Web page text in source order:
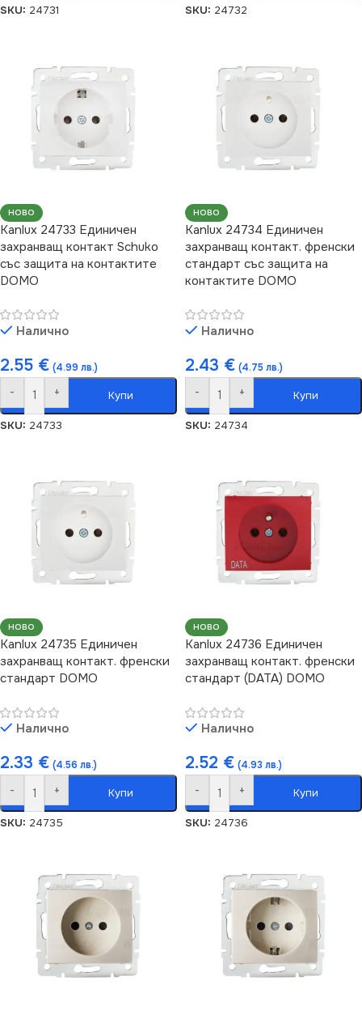
SKU: 24731 SKU: 24732
НОВО
Kanlux 24733 Единичен
захранващ контакт Schuko
със защита на контактите
DOMO
Налично
2.55 € (4.99 лв.)
- + Купи
SKU: 24733
НОВО
Kanlux 24734 Единичен
захранващ контакт. френски
стандарт със защита на
контактите DOMO
Налично
2.43 € (4.75 лв.)
- + Купи
SKU: 24734
НОВО
Kanlux 24735 Единичен
захранващ контакт. френски
стандарт DOMO
Налично
2.33 € (4.56 лв.)
- + Купи
SKU: 24735
НОВО
Kanlux 24736 Единичен
захранващ контакт. френски
стандарт (DATA) DOMO
Налично
2.52 € (4.93 лв.)
- + Купи
SKU: 24736